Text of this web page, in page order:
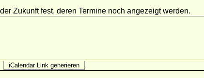
Zukunft fest, deren Termine noch angezeigt werden.